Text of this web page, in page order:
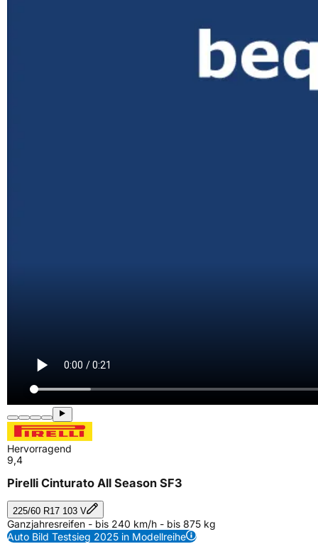
Hervorragend
9,4
Pirelli Cinturato All Season SF3
225/60 R17 103 V
Ganzjahresreifen - bis 240 km/h - bis 875 kg
Auto Bild Testsieg 2025 in Modellreihe